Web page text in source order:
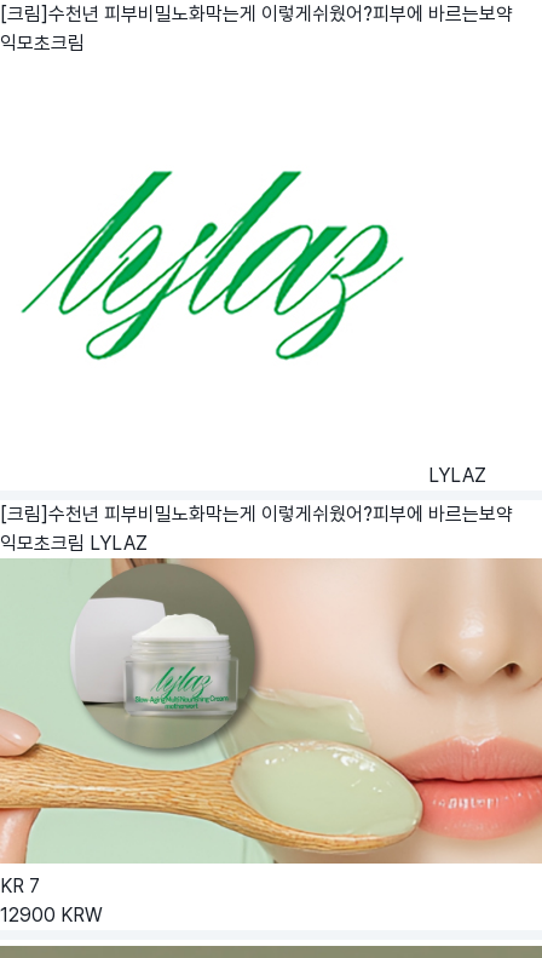
[크림]수천년 피부비밀노화막는게 이렇게쉬웠어?피부에 바르는보약
익모초크림
LYLAZ
[크림]수천년 피부비밀노화막는게 이렇게쉬웠어?피부에 바르는보약
익모초크림 LYLAZ
KR 7
12900 KRW